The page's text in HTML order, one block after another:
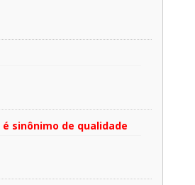
sinônimo de qualidade